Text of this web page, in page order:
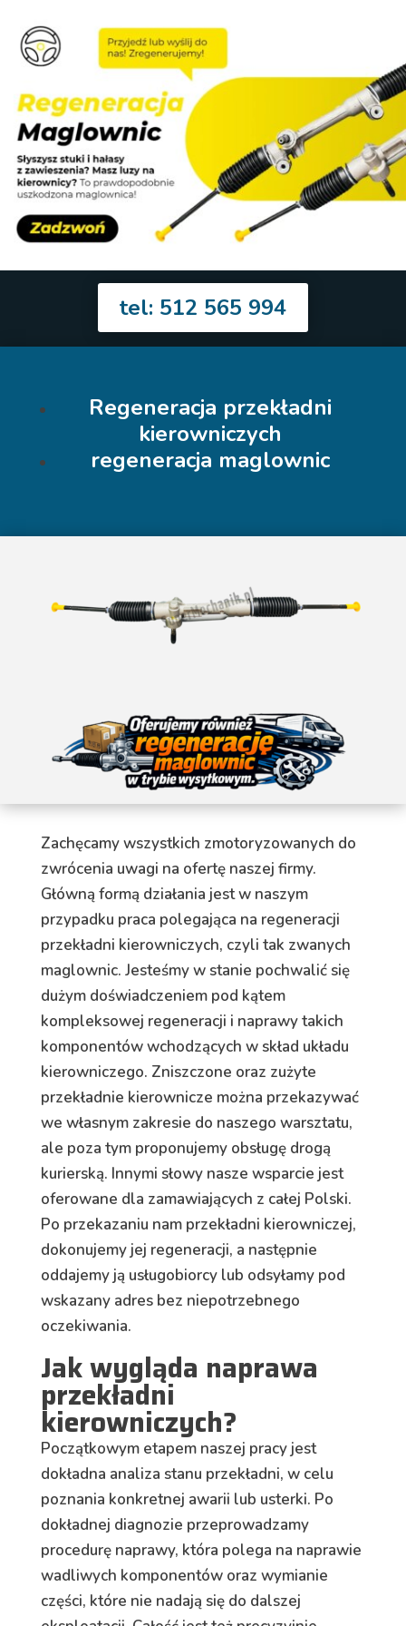
tel: 512 565 994
Regeneracja przekładni
kierowniczych
regeneracja maglownic
Zachęcamy wszystkich zmotoryzowanych do
zwrócenia uwagi na ofertę naszej firmy.
Główną formą działania jest w naszym
przypadku praca polegająca na regeneracji
przekładni kierowniczych, czyli tak zwanych
maglownic. Jesteśmy w stanie pochwalić się
dużym doświadczeniem pod kątem
kompleksowej regeneracji i naprawy takich
komponentów wchodzących w skład układu
kierowniczego. Zniszczone oraz zużyte
przekładnie kierownicze można przekazywać
we własnym zakresie do naszego warsztatu,
ale poza tym proponujemy obsługę drogą
kurierską. Innymi słowy nasze wsparcie jest
oferowane dla zamawiających z całej Polski.
Po przekazaniu nam przekładni kierowniczej,
dokonujemy jej regeneracji, a następnie
oddajemy ją usługobiorcy lub odsyłamy pod
wskazany adres bez niepotrzebnego
oczekiwania.
Jak wygląda naprawa
przekładni
kierowniczych?
Początkowym etapem naszej pracy jest
dokładna analiza stanu przekładni, w celu
poznania konkretnej awarii lub usterki. Po
dokładnej diagnozie przeprowadzamy
procedurę naprawy, która polega na naprawie
wadliwych komponentów oraz wymianie
części, które nie nadają się do dalszej